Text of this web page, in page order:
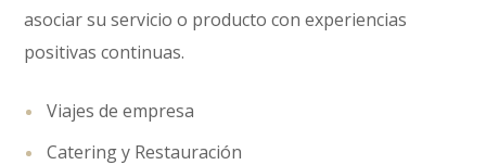
asociar su servicio o producto con experiencias
positivas continuas.
Viajes de empresa
Catering y Restauración